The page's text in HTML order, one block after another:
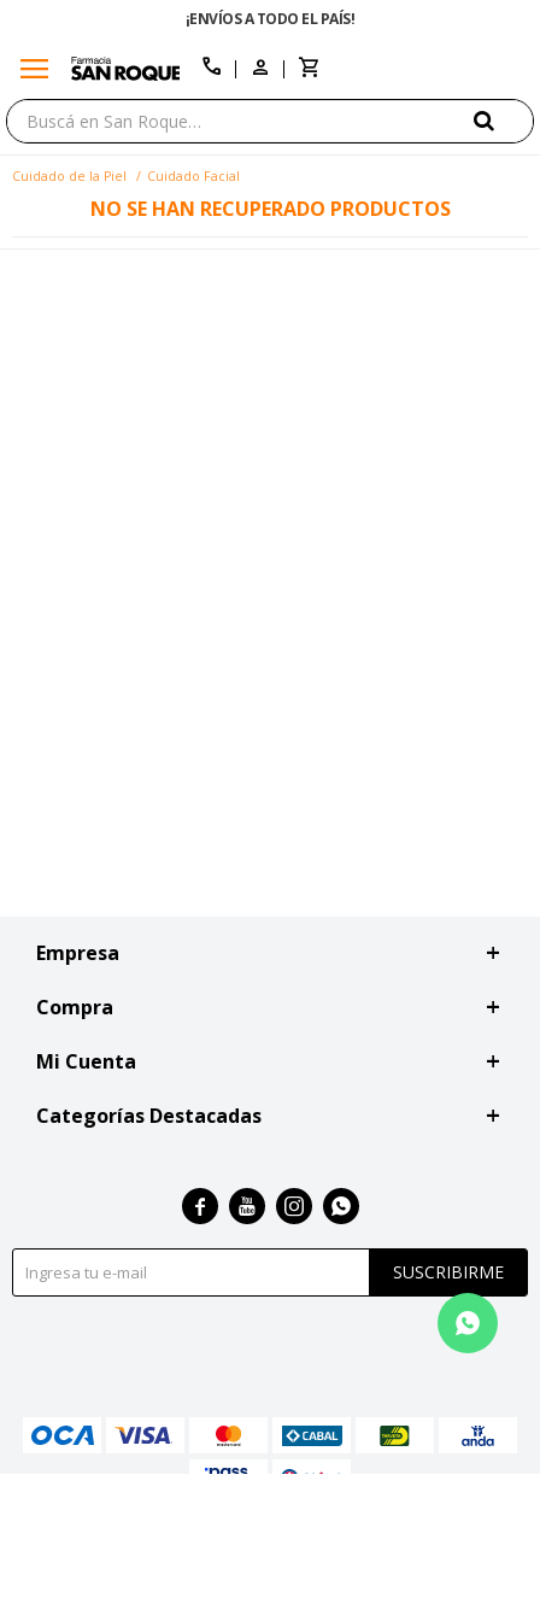
¡ENVÍOS A TODO EL PAÍS!
menu call
Cuidado de la Piel Cuidado Facial
NO SE HAN RECUPERADO PRODUCTOS
Empresa
Compra
Mi Cuenta
Categorías Destacadas
SUSCRIBIRME
   
close